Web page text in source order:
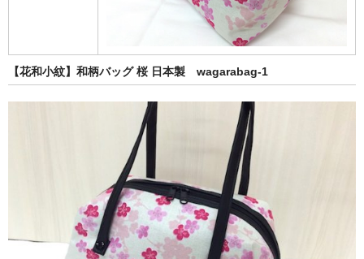
【花和小紋】和柄バッグ 桜 日本製 wagarabag-1